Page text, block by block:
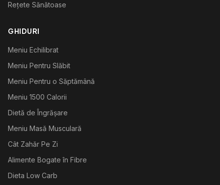
Rețete Sănătoase
GHIDURI
Meniu Echilibrat
Meniu Pentru Slăbit
Meniu Pentru o Săptămână
Meniu 1500 Calorii
Dietă de Îngrășare
Meniu Masă Musculară
Cât Zahăr Pe Zi
Alimente Bogate în Fibre
Dieta Low Carb